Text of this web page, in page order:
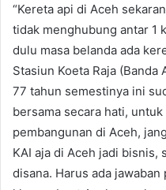
“Kereta api di Aceh
tidak menghubung antar 1
dulu masa belanda ada
Stasiun Koeta Raja
77 tahun semestinya ini
bersama secara hati,
pembangunan di Aceh,
KAI aja di Aceh jadi bisnis,
disana. Harus ada